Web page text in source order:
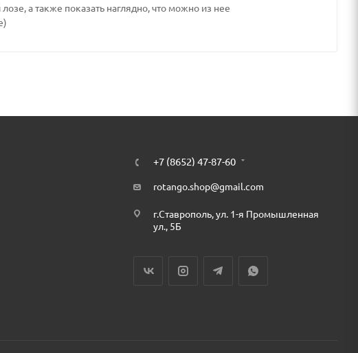
а также показать наглядно, что можно из нее
+7 (8652) 47-87-60
rotango.shop@gmail.com
г.Ставрополь, ул. 1-я Промышленная
ул., 5Б